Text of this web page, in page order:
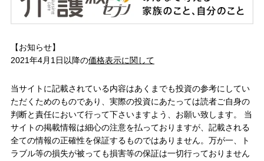
【お知らせ】
2021年4月1日以降の価格表示に関して
当サイトに記載されている内容はあくまでも投資の参考にしてい
ただくためのものであり、実際の投資にあたっては読者ご自身の
判断と責任において行って下さいますよう、お願い致します。 当
サイトの掲載情報は細心の注意を払っておりますが、記載される
全ての情報の正確性を保証するものではありません。万が一、ト
ラブル等の損失が被っても損害等の保証は一切行っておりません